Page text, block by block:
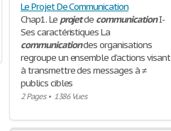
Le Projet De Communication
Chap1. Le projetde communicationI-
Ses caractéristiques La
communicationdes organisations
regroupe un ensemble d’actions visant
à transmettre des messages à ≠
publics cibles
2 Pages• 1386 Vues